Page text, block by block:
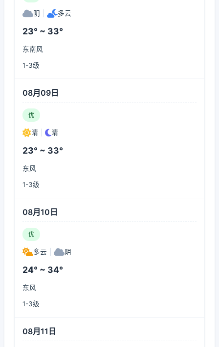
阴 多云
23° ~ 33°
东南风
1-3级
08月09日
优
晴 晴
23° ~ 33°
东风
1-3级
08月10日
优
多云 阴
24° ~ 34°
东风
1-3级
08月11日